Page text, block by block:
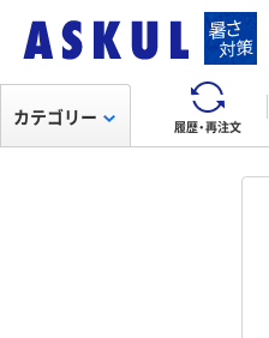
履歴・再注文
カテゴリー